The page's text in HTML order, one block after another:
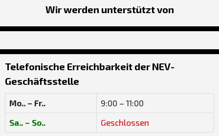
Wir werden unterstützt von
Telefonische Erreichbarkeit der NEV-
Geschäftsstelle
Mo.. – Fr..
9:00 – 11:00
Sa.. – So..
Geschlossen